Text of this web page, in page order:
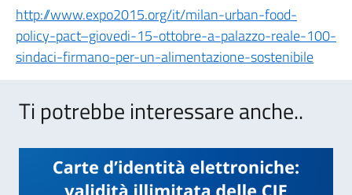
http://www.expo2015.org/it/milan-urban-food-
policy-pact–giovedi-15-ottobre-a-palazzo-reale-100-
sindaci-firmano-per-un-alimentazione-sostenibile
Ti potrebbe interessare anche..